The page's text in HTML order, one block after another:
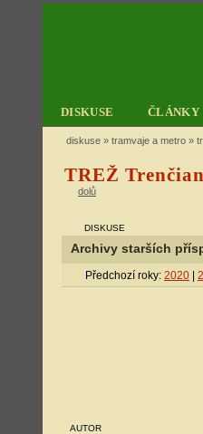
DISKUSE ČLÁNKY
diskuse » tramvaje a metro »
TREŽ
dolů
DISKUSE
Archivy starších
Předchozí roky: 2020
AUTOR